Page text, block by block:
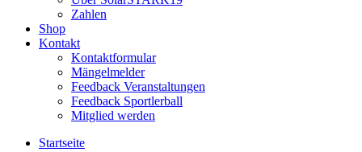
Zahlen
Shop
Kontakt
Kontaktformular
Mängelmelder
Feedback Veranstaltungen
Feedback Sportlerball
Mitglied werden
Startseite